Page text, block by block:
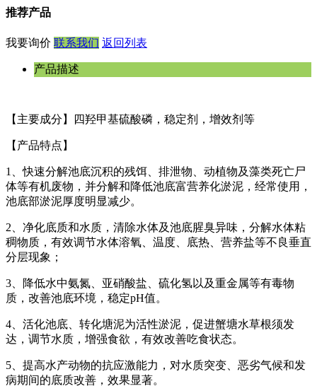
推荐产品
我要询价 联系我们 返回列表
产品描述
【主要成分】四羟甲基硫酸磷，稳定剂，增效剂等
【产品特点】
1、快速分解池底沉积的残饵、排泄物、动植物及藻类死亡尸
体等有机废物，并分解和降低池底富营养化淤泥，经常使用，
池底部淤泥厚度明显减少。
2、净化底质和水质，清除水体及池底腥臭异味，分解水体粘
稠物质，有效调节水体溶氧、温度、底热、营养盐等不良垂直
分层现象；
3、降低水中氨氮、亚硝酸盐、硫化氢以及重金属等有毒物
质，改善池底环境，稳定pH值。
4、活化池底、转化塘泥为活性淤泥，促进蟹塘水草根须发
达，调节水质，增强食欲，有效改善吃食状态。
5、提高水产动物的抗应激能力，对水质突变、恶劣气候和发
病期间的底质改善，效果显著。